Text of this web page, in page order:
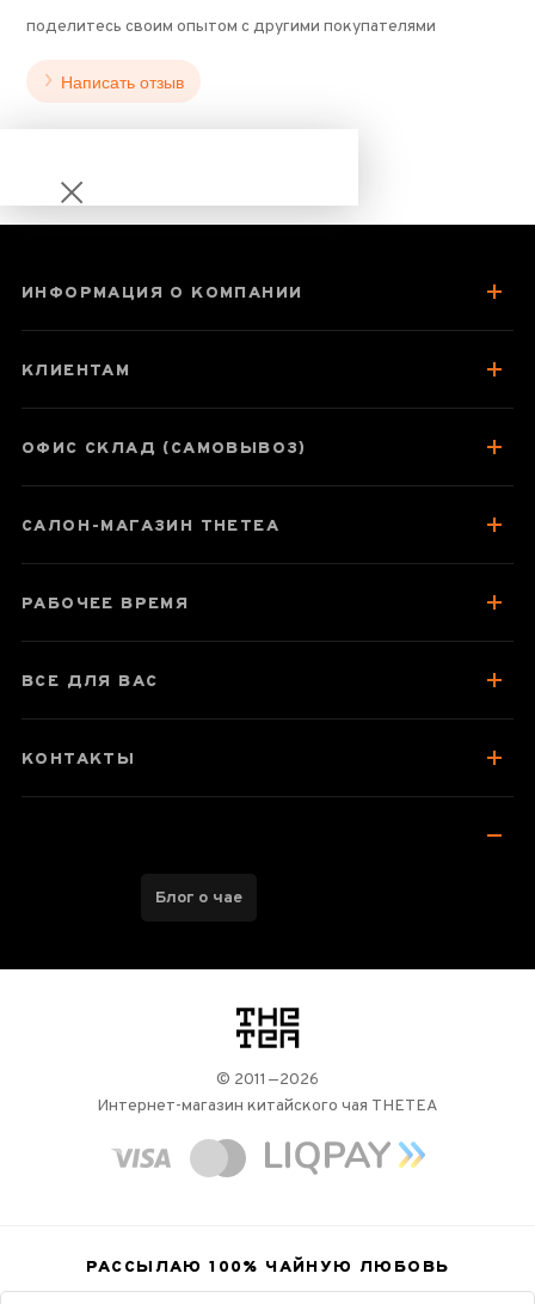
поделитесь своим опытом с другими покупателями
Написать отзыв
Паспорт товара
Описание
ИНФОРМАЦИЯ О КОМПАНИИ
КЛИЕНТАМ
ОФИС СКЛАД (САМОВЫВОЗ)
САЛОН-МАГАЗИН THETEA
РАБОЧЕЕ ВРЕМЯ
ВСЕ ДЛЯ ВАС
КОНТАКТЫ
Блог о чае
логотип
© 2011—2026
Интернет-магазин китайского чая THETEA
РАССЫЛАЮ 100% ЧАЙНУЮ ЛЮБОВЬ